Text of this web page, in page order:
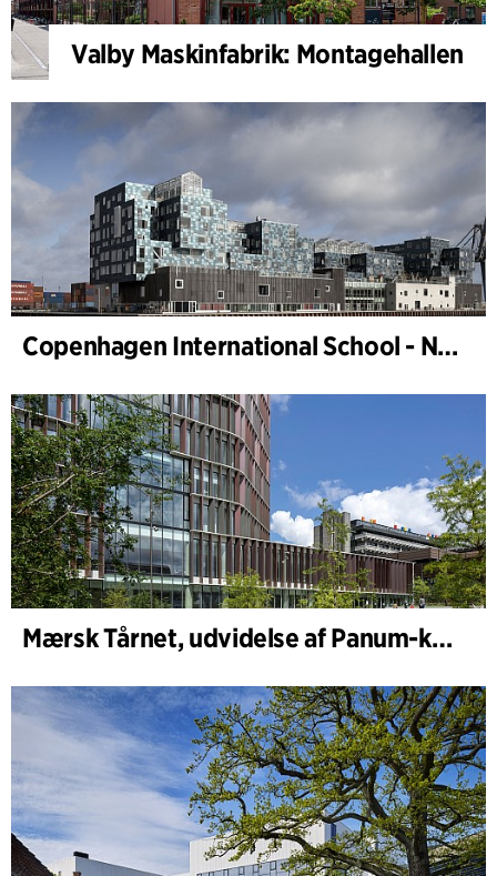
Valby Maskinfabrik: Montagehallen
Copenhagen International School - Nordhavn
Mærsk Tårnet, udvidelse af Panum-komplekset